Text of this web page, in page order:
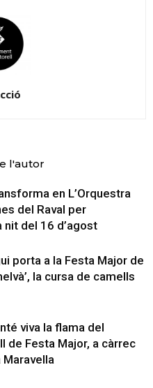
l'autor
en L’Orquestra
del Raval per
nit del 16 d’agost
porta a la Festa Major de
la cursa de camells
viva la flama del
de Festa Major, a càrrec
Maravella